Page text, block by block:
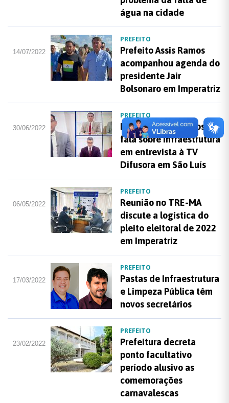
água na cidade
14/07/2022
PREFEITO
Prefeito Assis Ramos
acompanhou agenda do
presidente Jair
Bolsonaro em Imperatriz
30/06/2022
PREFEITO
Prefeito Assis Ramos
fala sobre infraestrutura
em entrevista à TV
Difusora em São Luís
06/05/2022
PREFEITO
Reunião no TRE-MA
discute a logística do
pleito eleitoral de 2022
em Imperatriz
17/03/2022
PREFEITO
Pastas de Infraestrutura
e Limpeza Pública têm
novos secretários
23/02/2022
PREFEITO
Prefeitura decreta
ponto facultativo
período alusivo as
comemorações
carnavalescas